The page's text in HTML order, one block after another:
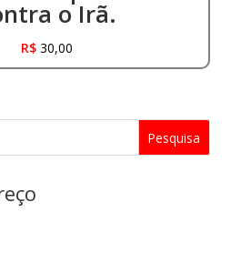
o Irã.
R$ 30,00
Pesquisa